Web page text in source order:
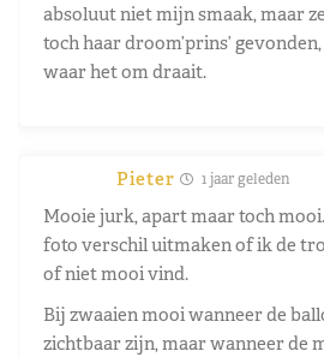
absoluut niet mijn smaak, maar
toch haar droom’prins’
waar het om draait.
Pieter 1 jaar geleden
Mooie jurk, apart maar toch
foto verschil uitmaken of ik de
of niet mooi vind.
Bij zwaaien mooi wanneer de
zichtbaar zijn, maar wanneer de